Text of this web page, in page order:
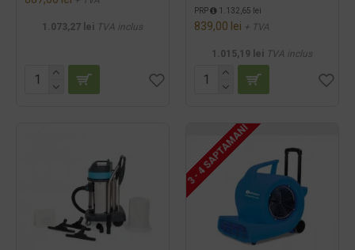
1.073,27 lei TVA inclus
PRP 1.132,65 lei
839,00 lei + TVA
1.015,19 lei TVA inclus
3 - 4 SAPTAMANI